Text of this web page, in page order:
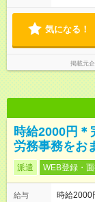
気になる！
掲載元
時給2000円＊
労務事務をお
派遣 WEB登録・
給与
時給2000